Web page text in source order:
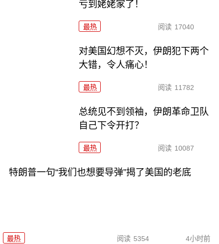
亏到姥姥家了！
最热 阅读 17040
对美国幻想不灭，伊朗犯下两个
大错，令人痛心！
最热 阅读 11782
总统见不到领袖，伊朗革命卫队
自己下令开打？
最热 阅读 10087
特朗普一句“我们也想要导弹”揭了美国的老底
最热 阅读 5354 4小时前